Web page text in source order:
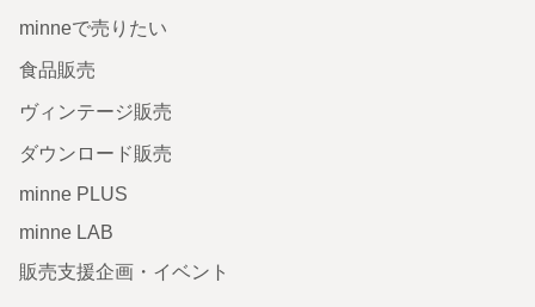
minneで売りたい
食品販売
ヴィンテージ販売
ダウンロード販売
minne PLUS
minne LAB
販売支援企画・イベント